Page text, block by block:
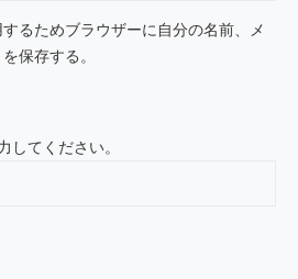
るためブラウザーに自分の名前、メ
保存する。
してください。